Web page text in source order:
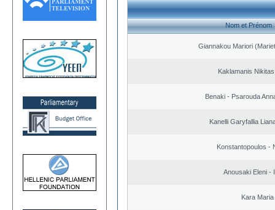
Nom et Prénom
Giannakou Mariori
Kaklamanis
Benaki - Psarouda
Kanelli Garyfallia
Konstantopoulos -
Anousaki Eleni -
Kara Maria